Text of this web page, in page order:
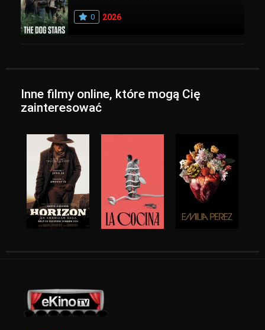
0 2026
Inne filmy online, które mogą Cię
zainteresować